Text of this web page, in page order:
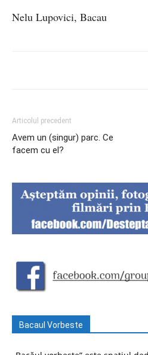
Nelu Lupovici, Bacau
Articolul precedent
Avem un (singur) parc. Ce
facem cu el?
Bacaul Vorbeste